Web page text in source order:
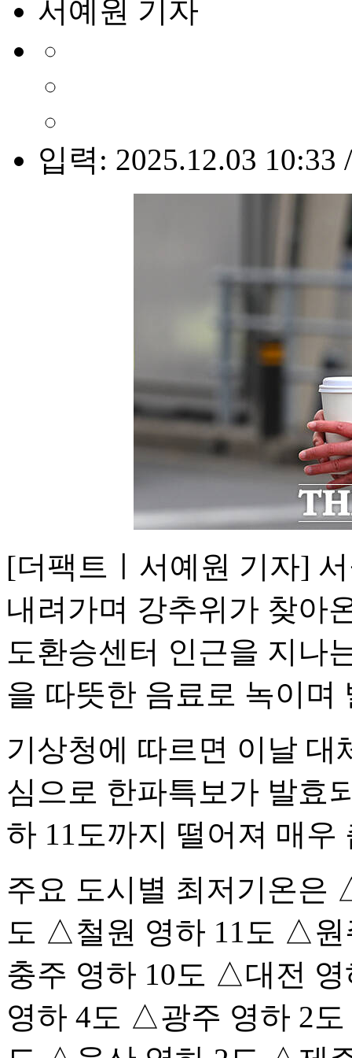
서예원 기자
입력: 2025.12.03 10:33
[더팩트ㅣ서예원 기자]
내려가며 강추위가 찾아
도환승센터 인근을 지나
을 따뜻한 음료로 녹이며
기상청에 따르면 이날 대
심으로 한파특보가 발효
하 11도까지 떨어져 매우
주요 도시별 최저기온
도 △철원 영하 11도 △
충주 영하 10도 △대전
영하 4도 △광주 영하 2